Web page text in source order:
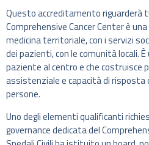
Questo accreditamento riguarderà
Comprehensive Cancer Center è
medicina territoriale, con i servizi
dei pazienti, con le comunità locali.
paziente al centro e che costruisce
assistenziale e capacità di risposta
persone.
Uno degli elementi qualificanti
governance dedicata del